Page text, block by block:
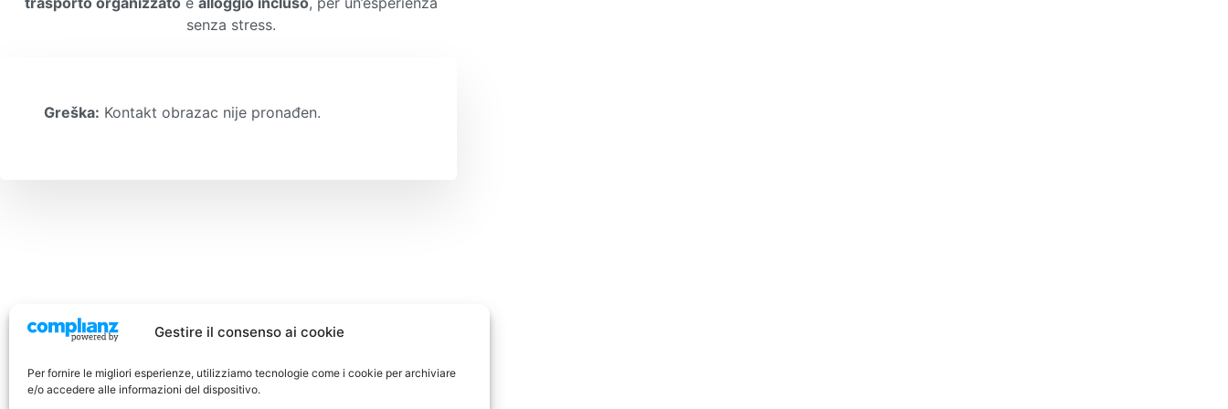
Gestire il consenso ai cookie
Per fornire le migliori esperienze, utilizziamo tecnologie come i cookie per archiviare
e/o accedere alle informazioni del dispositivo.
senza stress.
Greška: Kontakt obrazac nije pronađen.